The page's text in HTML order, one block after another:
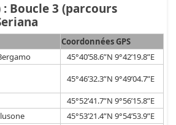
: Boucle 3 (parcours
Coordonnées GPS
45°40’58.6”N 9°42’19.8”E
45°46’32.3”N 9°49’04.7”E
45°52’41.7”N 9°56’15.8”E
45°53’21.4”N 9°54’53.9”E